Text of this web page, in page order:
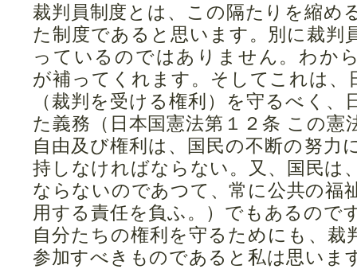
裁判員制度とは、この隔たりを縮め
た制度であると思います。別に裁判
っているのではありません。わか
が補ってくれます。そしてこれは、
（裁判を受ける権利）を守るべく、
た義務（日本国憲法第１２条 この憲
自由及び権利は、国民の不断の努力
持しなければならない。又、国民は
ならないのであつて、常に公共の福
用する責任を負ふ。）でもあるので
自分たちの権利を守るためにも、裁
参加すべきものであると私は思いま